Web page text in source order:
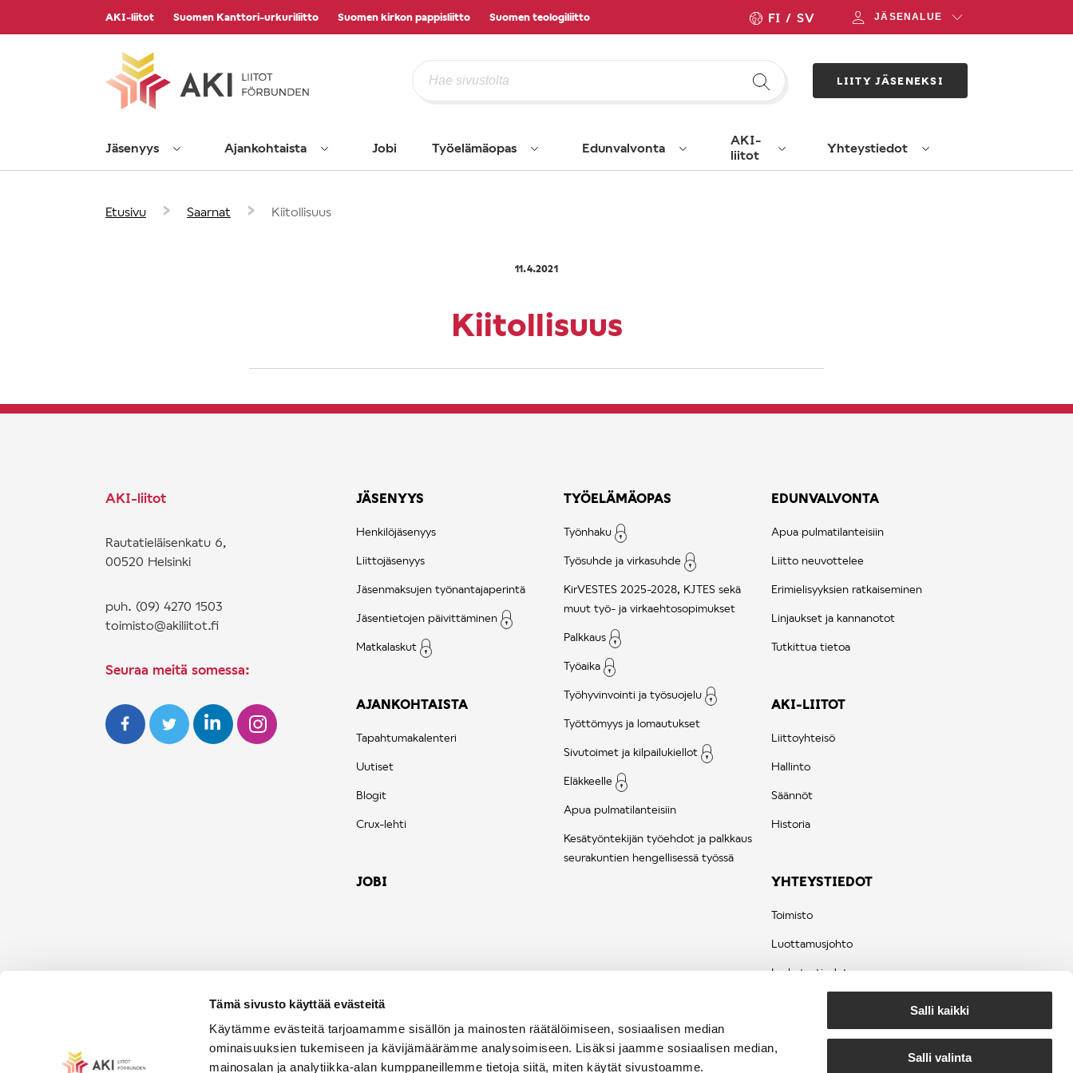
Tämä sivusto käyttää evästeitä
Käytämme evästeitä tarjoamamme sisällön ja mainosten räätälöimiseen, sosiaalisen median
ominaisuuksien tukemiseen ja kävijämäärämme analysoimiseen. Lisäksi jaamme sosiaalisen median,
mainosalan ja analytiikka-alan kumppaneillemme tietoja siitä, miten käytät sivustoamme.
Salli kaikki
Salli valinta
AKI-liitot Suomen Kanttori-urkuriliitto Suomen kirkon pappisliitto Suomen teologiliitto FI SV JÄSENALUE
LIITY JÄSENEKSI
Jäsenyys Ajankohtaista Jobi Työelämäopas Edunvalvonta
AKI-
liitot
Yhteystiedot
Etusivu › Saarnat › Kiitollisuus
11.4.2021
Kiitollisuus
AKI-liitot
Rautatieläisenkatu 6,
00520 Helsinki
puh. (09) 4270 1503
toimisto@akiliitot.fi
Seuraa meitä somessa:
JÄSENYYS
Henkilöjäsenyys
Liittojäsenyys
Jäsenmaksujen työnantajaperintä
Jäsentietojen päivittäminen
Matkalaskut
AJANKOHTAISTA
Tapahtumakalenteri
Uutiset
Blogit
Crux-lehti
JOBI
TYÖELÄMÄOPAS
Työnhaku
Työsuhde ja virkasuhde
KirVESTES 2025-2028, KJTES sekä
muut työ- ja virkaehtosopimukset
Palkkaus
Työaika
Työhyvinvointi ja työsuojelu
Työttömyys ja lomautukset
Sivutoimet ja kilpailukiellot
Eläkkeelle
Apua pulmatilanteisiin
Kesätyöntekijän työehdot ja palkkaus
seurakuntien hengellisessä työssä
EDUNVALVONTA
Apua pulmatilanteisiin
Liitto neuvottelee
Erimielisyyksien ratkaiseminen
Linjaukset ja kannanotot
Tutkittua tietoa
AKI-LIITOT
Liittoyhteisö
Hallinto
Säännöt
Historia
YHTEYSTIEDOT
Toimisto
Luottamusjohto
Laskutustiedot